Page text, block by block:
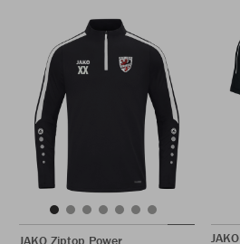
JAKO Ziptop Power